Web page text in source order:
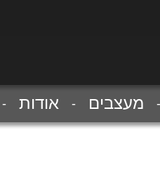
מעצבים אודות